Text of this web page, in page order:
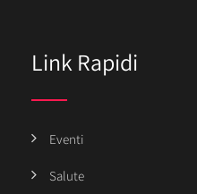
Link Rapidi
Eventi
Salute